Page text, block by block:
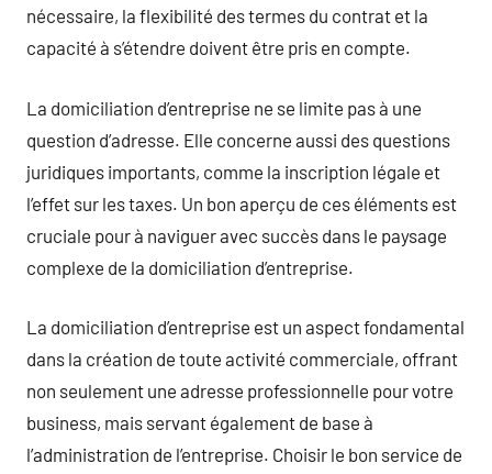
nécessaire, la flexibilité des termes du contrat et la
capacité à s’étendre doivent être pris en compte.
La domiciliation d’entreprise ne se limite pas à une
question d’adresse. Elle concerne aussi des questions
juridiques importants, comme la inscription légale et
l’effet sur les taxes. Un bon aperçu de ces éléments est
cruciale pour à naviguer avec succès dans le paysage
complexe de la domiciliation d’entreprise.
La domiciliation d’entreprise est un aspect fondamental
dans la création de toute activité commerciale, offrant
non seulement une adresse professionnelle pour votre
business, mais servant également de base à
l’administration de l’entreprise. Choisir le bon service de